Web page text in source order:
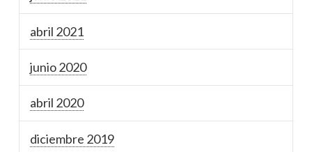
abril 2021
junio 2020
abril 2020
diciembre 2019